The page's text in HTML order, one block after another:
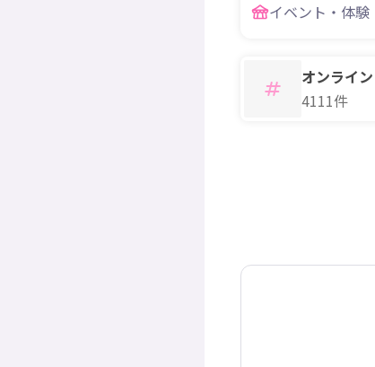
イベント・体験
オンライン
4111件